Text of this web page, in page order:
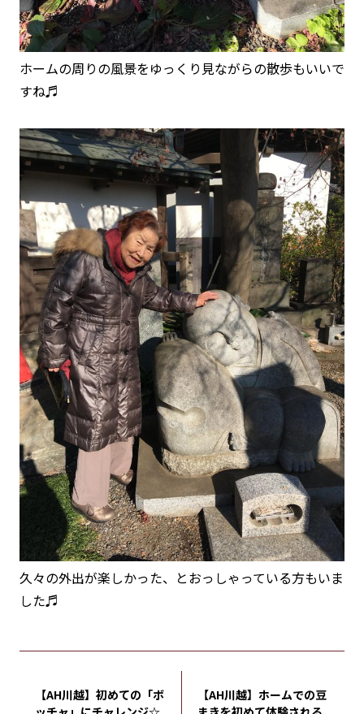
ホームの周りの風景をゆっくり見ながらの散歩もいいで
すね♬
久々の外出が楽しかった、とおっしゃっている方もいま
した♬
【AH川越】初めての「ボ
【AH川越】ホームでの豆